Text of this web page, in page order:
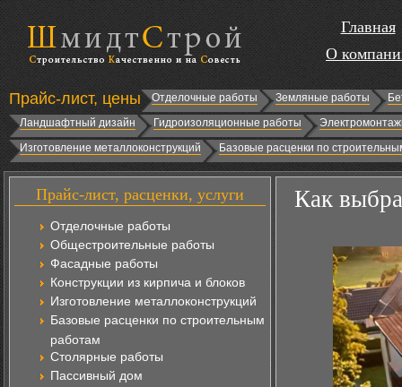
Главная
О
Прайс-лист, цены Отделочные работы Земляные работы
Ландшафтный дизайн
Гидроизоляционные работы
Изготовление металлоконструкций
Базовые расценки по
Прайс-лист, расценки, услуги
Отделочные работы
Общестроительные работы
Фасадные работы
Конструкции из кирпича и блоков
Изготовление металлоконструкций
Базовые расценки по строительным
работам
Столярные работы
Пассивный дом
Как